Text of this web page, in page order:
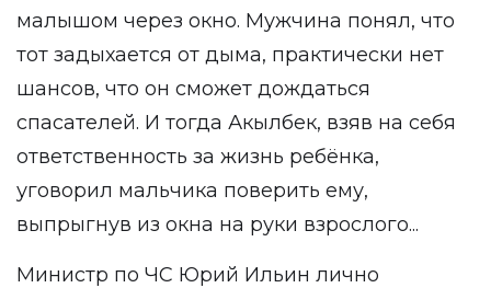
малышом через окно. Мужчина понял, что
тот задыхается от дыма, практически нет
шансов, что он сможет дождаться
спасателей. И тогда Акылбек, взяв на себя
ответственность за жизнь ребёнка,
уговорил мальчика поверить ему,
выпрыгнув из окна на руки взрослого...
Министр по ЧС Юрий Ильин лично